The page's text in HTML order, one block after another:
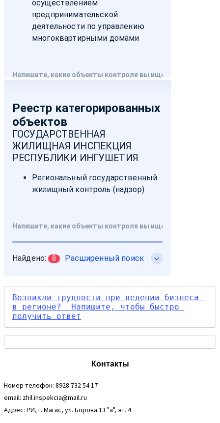
Возникли трудности при ведении бизнеса
в регионе?  Напишите, чтобы быстро
получить ответ
Контакты
Номер телефон: 8928 732 54 17
email: zhil.inspekcia@mail.ru
Адрес: РИ, г. Магас, ул. Борова 13 "а", эт. 4